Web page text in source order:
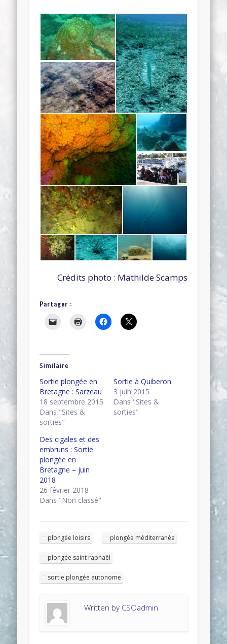
Crédits photo : Mathilde Scamps
Partager :
Similaire
Sortie plongée en
Bretagne : Sarzeau
18 septembre 2015
Dans "Sites &
sorties"
Sortie à Quiberon
3 juin 2015
Dans "Sites &
sorties"
Des cigales et des
embruns : Sortie
plongée en
Bretagne – juin
2018
26 février 2018
Dans "Non classé"
plongée loisirs plongée méditerranée
plongée saint raphaël
sortie plongée autonome
Written by CSOadmin